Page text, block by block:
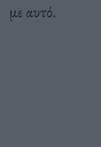
με αυτό.